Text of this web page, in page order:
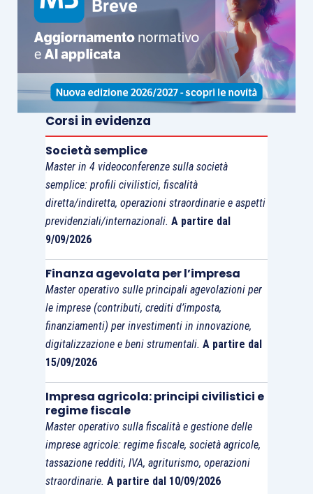
Corsi in evidenza
Società semplice
Master in 4 videoconferenze sulla società
semplice: profili civilistici, fiscalità
diretta/indiretta, operazioni straordinarie e aspetti
previdenziali/internazionali. A partire dal
9/09/2026
Finanza agevolata per l’impresa
Master operativo sulle principali agevolazioni per
le imprese (contributi, crediti d’imposta,
finanziamenti) per investimenti in innovazione,
digitalizzazione e beni strumentali. A partire dal
15/09/2026
Impresa agricola: principi civilistici e
regime fiscale
Master operativo sulla fiscalità e gestione delle
imprese agricole: regime fiscale, società agricole,
tassazione redditi, IVA, agriturismo, operazioni
straordinarie. A partire dal 10/09/2026